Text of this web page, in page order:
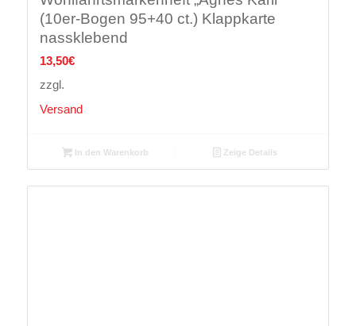
(10er-Bogen 95+40 ct.) Klappkarte
nassklebend
13,50€
zzgl.
Versand
In den Warenkorb Zeige Details